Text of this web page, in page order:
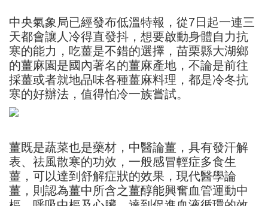
中央氣象局已經發布低溫特報，從7日起一連三
天都會讓人冷得直發抖，想要啟動身體自力抗
寒的能力，吃薑是不錯的選擇，苗栗縣大湖鄉
的薑麻園是國內著名的薑麻產地，不論是前往
採薑或者就地品味各種薑麻料理，都是冷冬抗
寒的好辦法，值得怕冷一族嘗試。
薑既是蔬菜也是藥材，中醫論薑，具有發汗解
表、祛風散寒的功效，一般感冒輕症多食生
薑，可以達到舒解症狀的效果，現代醫學論
薑，則認為薑中所含之薑醇能興奮血管運動中